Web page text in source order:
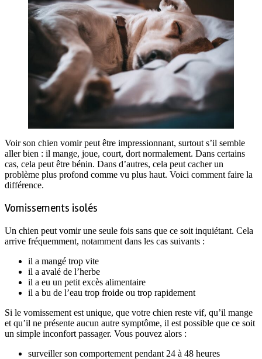
Voir son chien vomir peut être impressionnant, surtout s’il semble
aller bien : il mange, joue, court, dort normalement. Dans certains
cas, cela peut être bénin. Dans d’autres, cela peut cacher un
problème plus profond comme vu plus haut. Voici comment faire la
différence.
Vomissements isolés
Un chien peut vomir une seule fois sans que ce soit inquiétant. Cela
arrive fréquemment, notamment dans les cas suivants :
il a mangé trop vite
il a avalé de l’herbe
il a eu un petit excès alimentaire
il a bu de l’eau trop froide ou trop rapidement
Si le vomissement est unique, que votre chien reste vif, qu’il mange
et qu’il ne présente aucun autre symptôme, il est possible que ce soit
un simple inconfort passager. Vous pouvez alors :
surveiller son comportement pendant 24 à 48 heures